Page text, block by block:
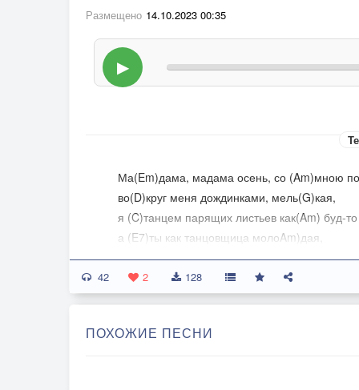
Размещено 14.10.2023 00:35
▶
Ма(Em)дама, мадама осень, со (Am)мною
во(D)круг меня дождинками, мель(G)кая,
я (C)танцем парящих листьев как(Am) буд-
а (E7)ты как танцовщица молоAm)дая,
Мадама, мадама осень с накидкой, кружевной,
с вихрами и крутящими дождями.
рубцы судьбы чтоб лучше заживали.
42 2 128
ПОХОЖИЕ ПЕСНИ